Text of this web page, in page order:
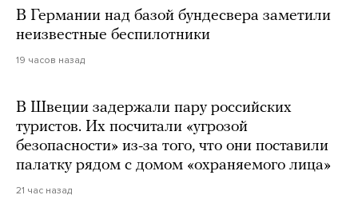
В Германии над базой бундесвера заметили
неизвестные беспилотники
19 часов назад
В Швеции задержали пару российских
туристов. Их посчитали «угрозой
безопасности» из-за того, что они поставили
палатку рядом с домом «охраняемого лица»
21 час назад